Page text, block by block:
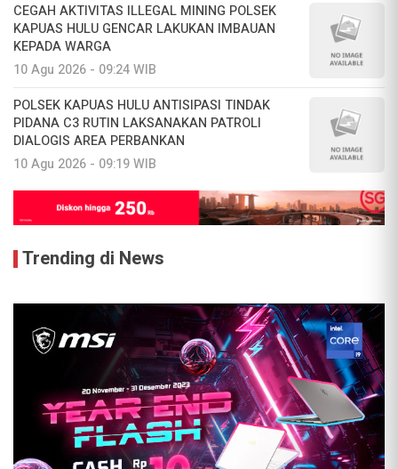
CEGAH AKTIVITAS ILLEGAL MINING POLSEK
KAPUAS HULU GENCAR LAKUKAN IMBAUAN
KEPADA WARGA
10 Agu 2026 - 09:24 WIB
POLSEK KAPUAS HULU ANTISIPASI TINDAK
PIDANA C3 RUTIN LAKSANAKAN PATROLI
DIALOGIS AREA PERBANKAN
10 Agu 2026 - 09:19 WIB
Trending di News